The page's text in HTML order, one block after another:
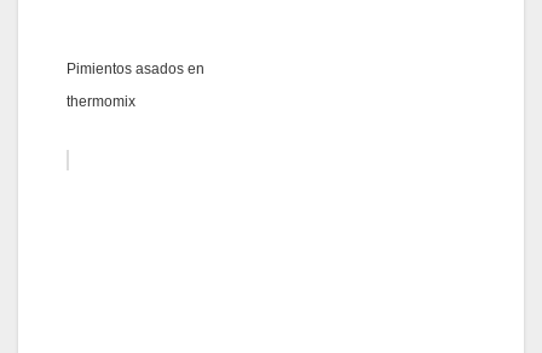
Pimientos asados en
thermomix